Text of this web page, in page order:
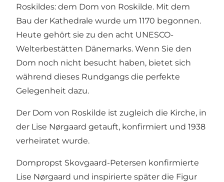
Roskildes: dem Dom von Roskilde. Mit dem
Bau der Kathedrale wurde um 1170 begonnen.
Heute gehört sie zu den acht UNESCO-
Welterbestätten Dänemarks. Wenn Sie den
Dom noch nicht besucht haben, bietet sich
während dieses Rundgangs die perfekte
Gelegenheit dazu.
Der Dom von Roskilde ist zugleich die Kirche, in
der Lise Nørgaard getauft, konfirmiert und 1938
verheiratet wurde.
Dompropst Skovgaard-Petersen konfirmierte
Lise Nørgaard und inspirierte später die Figur